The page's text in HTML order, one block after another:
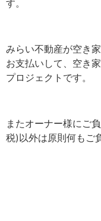
す。
みらい不動産が空き
お支払いして、空き
プロジェクトです。
またオーナー様にご
税)以外は原則何もご